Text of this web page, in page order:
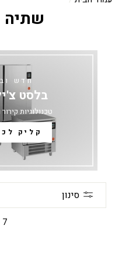
שתיה
חדש
בלסט
טכנולוגיות
קליק
סינון
7 מוצרים